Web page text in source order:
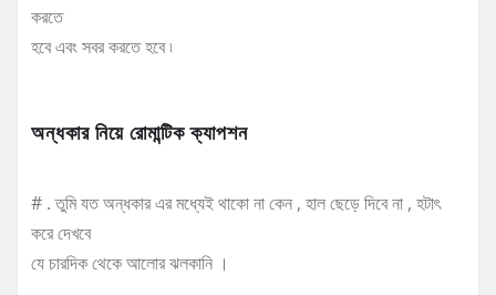
করতে
হবে এবং সবর করতে হবে ৷
অন্ধকার নিয়ে রোমান্টিক ক্যাপশন
# . তুমি যত অন্ধকার এর মধ্যেই থাকো না কেন , হাল ছেড়ে দিবে না , হটাৎ
করে দেখবে
যে চারদিক থেকে আলোর ঝলকানি ।